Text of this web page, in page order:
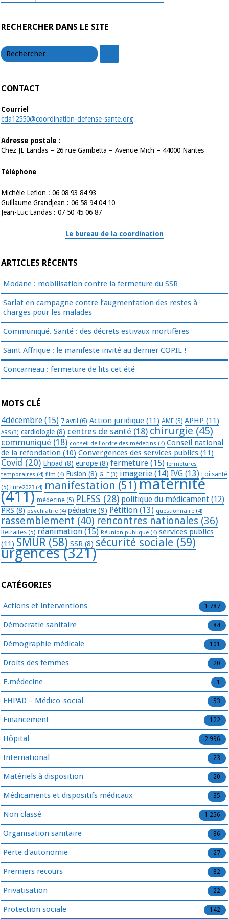
RECHERCHER DANS LE SITE
CONTACT
Courriel
cda12550@coordination-defense-sante.org
Adresse postale :
Chez JL Landas – 26 rue Gambetta – Avenue Mich – 44000 Nantes
Téléphone
Michèle Leflon : 06 08 93 84 93
Guillaume Grandjean : 06 58 94 04 10
Jean-Luc Landas : 07 50 45 06 87
Le bureau de la coordination
ARTICLES RÉCENTS
Modane : mobilisation contre la fermeture du SSR
Sarlat en campagne contre l’augmentation des restes à
charges pour les malades
Communiqué. Santé : des décrets estivaux mortifères
Saint Affrique : le manifeste invité au dernier COPIL !
Concarneau : fermeture de lits cet été
MOTS CLÉ
4décembre (15) 7 avril (6) Action juridique (11) AME (5) APHP (11)
ARS (3) cardiologie (8) centres de santé (18) chirurgie (45)
communiqué (18) conseil de l'ordre des médecins (4) Conseil national
de la refondation (10) Convergences des services publics (11)
Covid (20) Ehpad (8) europe (8) fermeture (15) fermetures
temporaires (4) film (4) Fusion (8) GHT(3) imagerie (14) IVG (13) Loi santé
(5) Lure2023 (4) manifestation (51) maternité
(411) médecine (5) PLFSS (28) politique du médicament (12)
PRS (8) psychiatrie (4) pédiatrie (9) Pétition (13) questionnaire (4)
rassemblement (40) rencontres nationales (36)
Retraites (5) réanimation (15) Réunion publique (4) services publics
(11) SMUR (58) SSR (8) sécurité sociale (59)
urgences(321)
CATÉGORIES
Actions et interventions 1 787
Démocratie sanitaire 84
Démographie médicale 101
Droits des femmes 20
E.médecine 1
EHPAD – Médico-social 53
Financement 122
Hôpital 2 996
International 23
Matériels à disposition 20
Médicaments et dispositifs médicaux 35
Non classé 1 256
Organisation sanitaire 86
Perte d'autonomie 27
Premiers recours 82
Privatisation 22
Protection sociale 142